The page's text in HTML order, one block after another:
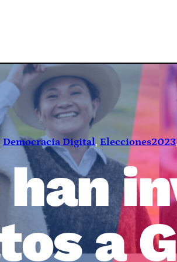
Democracia Digital, Elecciones2023
han
a